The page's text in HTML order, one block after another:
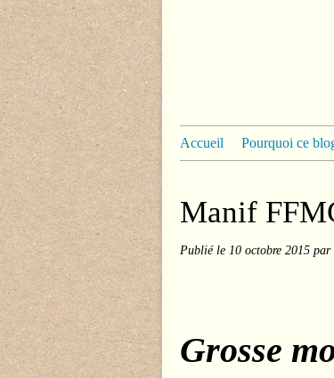
Accueil Pourquoi ce
Manif
Publié le 10 octobre 2015 par
Grosse